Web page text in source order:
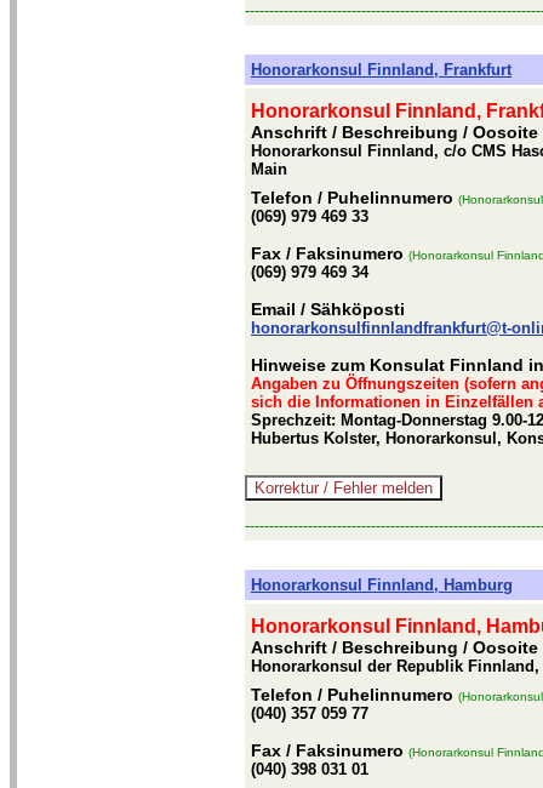
Honorarkonsul Finnland, Frankfurt
Honorarkonsul Finnland,
Anschrift / Beschreibung / Oosoite
Honorarkonsul Finnland, c/o CMS
Main
Telefon / Puhelinnumero
(069) 979 469 33
Fax / Faksinumero (Honorarkonsul
(069) 979 469 34
Email / Sähköposti
honorarkonsulfinnlandfrankfurt@t-
Hinweise zum Konsulat Finnland
Angaben zu Öffnungszeiten (sofern
sich die Informationen in Einzelfällen
Sprechzeit: Montag-Donnerstag 9.00-
Hubertus Kolster, Honorarkonsul,
Honorarkonsul Finnland, Hamburg
Honorarkonsul Finnland,
Anschrift / Beschreibung / Oosoite
Honorarkonsul der Republik
Telefon / Puhelinnumero
(040) 357 059 77
Fax / Faksinumero (Honorarkonsul
(040) 398 031 01